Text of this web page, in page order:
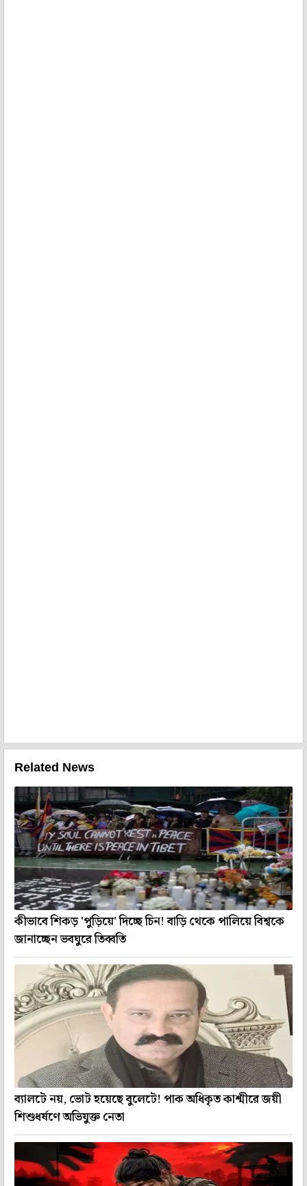
Related News
কীভাবে শিকড় 'পুড়িয়ে' দিচ্ছে চিন! বাড়ি থেকে পালিয়ে বিশ্বকে
জানাচ্ছেন ভবঘুরে তিব্বতি
ব্যালটে নয়, ভোট হয়েছে বুলেটে! পাক অধিকৃত কাশ্মীরে জয়ী
শিশুধর্ষণে অভিযুক্ত নেতা